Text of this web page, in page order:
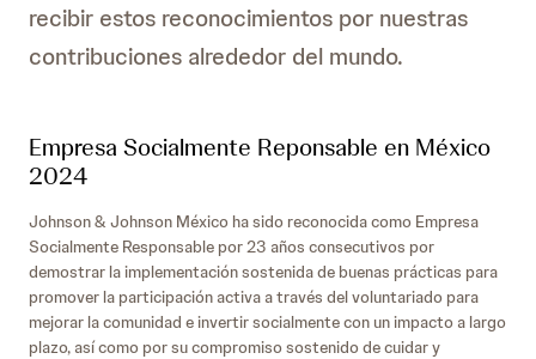
recibir estos reconocimientos por nuestras
contribuciones alrededor del mundo.
Empresa Socialmente Reponsable en México
2024
Johnson & Johnson México ha sido reconocida como Empresa
Socialmente Responsable por 23 años consecutivos por
demostrar la implementación sostenida de buenas prácticas para
promover la participación activa a través del voluntariado para
mejorar la comunidad e invertir socialmente con un impacto a largo
plazo, así como por su compromiso sostenido de cuidar y